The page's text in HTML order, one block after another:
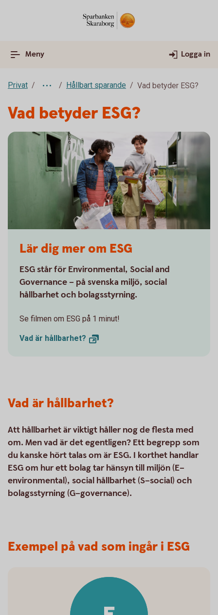
Meny Logga in
Privat Hållbart sparande Vad betyder ESG?
Vad betyder ESG?
Lär dig mer om ESG
ESG står för Environmental, Social and
Governance – på svenska miljö, social
hållbarhet och bolagsstyrning.
Se filmen om ESG på 1 minut!
Vad är hållbarhet?
Vad är hållbarhet?
Att hållbarhet är viktigt håller nog de flesta med
om. Men vad är det egentligen? Ett begrepp som
du kanske hört talas om är ESG. I korthet handlar
ESG om hur ett bolag tar hänsyn till miljön (E–
environmental), social hållbarhet (S–social) och
bolagsstyrning (G–governance).
Exempel på vad som ingår i ESG